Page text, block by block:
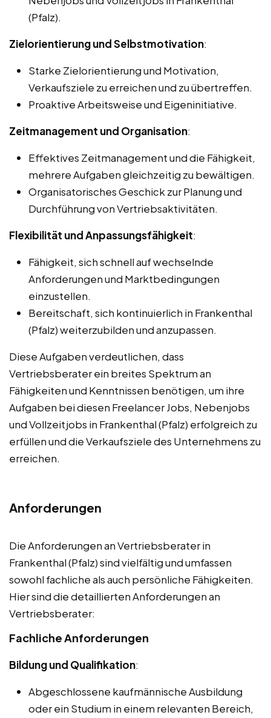
(Pfalz).
Zielorientierung und Selbstmotivation:
Starke Zielorientierung und Motivation,
Verkaufsziele zu erreichen und zu übertreffen.
Proaktive Arbeitsweise und Eigeninitiative.
Zeitmanagement und Organisation:
Effektives Zeitmanagement und die Fähigkeit,
mehrere Aufgaben gleichzeitig zu bewältigen.
Organisatorisches Geschick zur Planung und
Durchführung von Vertriebsaktivitäten.
Flexibilität und Anpassungsfähigkeit:
Fähigkeit, sich schnell auf wechselnde
Anforderungen und Marktbedingungen
einzustellen.
Bereitschaft, sich kontinuierlich in Frankenthal
(Pfalz) weiterzubilden und anzupassen.
Diese Aufgaben verdeutlichen, dass
Vertriebsberater ein breites Spektrum an
Fähigkeiten und Kenntnissen benötigen, um ihre
Aufgaben bei diesen Freelancer Jobs, Nebenjobs
und Vollzeitjobs in Frankenthal (Pfalz) erfolgreich zu
erfüllen und die Verkaufsziele des Unternehmens zu
erreichen.
Anforderungen
Die Anforderungen an Vertriebsberater in
Frankenthal (Pfalz) sind vielfältig und umfassen
sowohl fachliche als auch persönliche Fähigkeiten.
Hier sind die detaillierten Anforderungen an
Vertriebsberater:
Fachliche Anforderungen
Bildung und Qualifikation:
Abgeschlossene kaufmännische Ausbildung
oder ein Studium in einem relevanten Bereich,